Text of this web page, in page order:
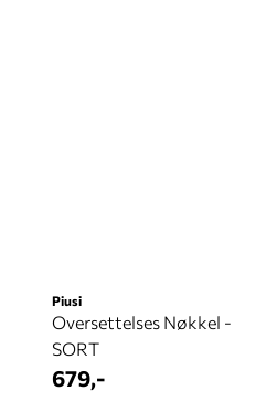
Piusi
Oversettelses Nøkkel -
SORT
679,-